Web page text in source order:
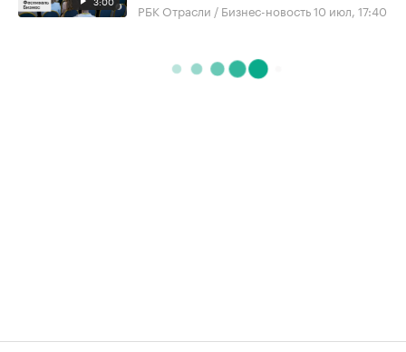
РБК Отрасли / Бизнес-новость10 июл, 17:40